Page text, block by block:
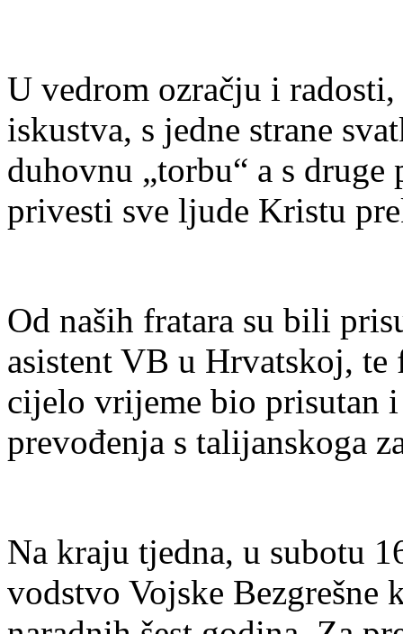
U vedrom ozračju i
iskustva, s jedne strane
duhovnu „torbu“ a s
privesti sve ljude Kristu
Od naših fratara su bili
asistent VB u Hrvatskoj, te
cijelo vrijeme bio prisutan
prevođenja s talijanskoga
Na kraju tjedna, u subotu
vodstvo Vojske